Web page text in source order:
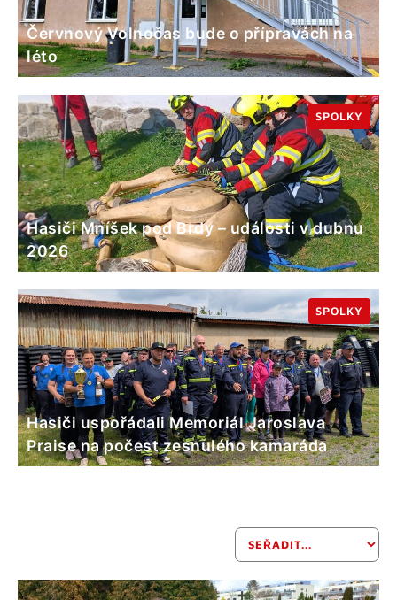
Červnový Volnočas bude o přípravách na
léto
Hasiči Mníšek pod Brdy – události v dubnu
2026
SPOLKY
Hasiči uspořádali Memoriál Jaroslava
Praise na počest zesnulého kamaráda
SPOLKY